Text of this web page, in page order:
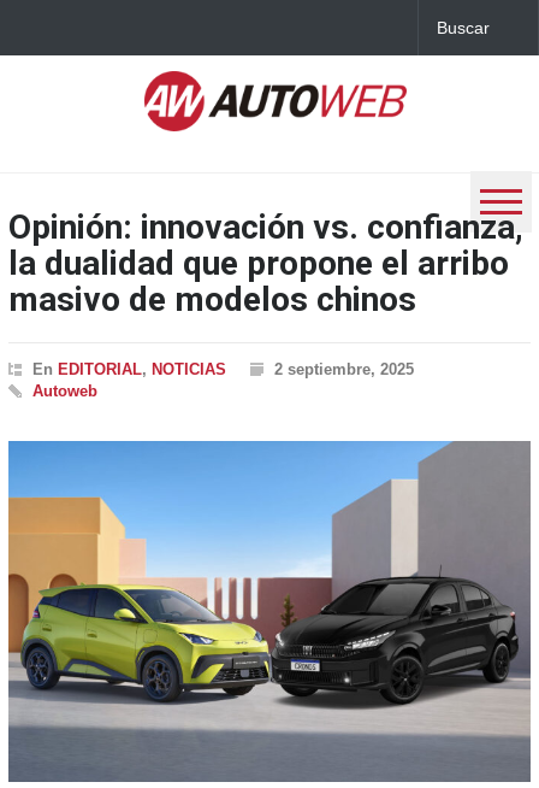
Opinión: innovación vs. confianza,
la dualidad que propone el arribo
masivo de modelos chinos
En EDITORIAL, NOTICIAS
2 septiembre, 2025
Autoweb